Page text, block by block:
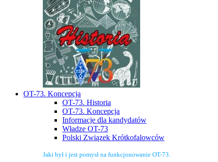
OT-73. Koncepcja
OT-73. Historia
OT-73. Koncepcja
Informacje dla kandydatów
Władze OT-73
Polski Związek Krótkofalowców
Jaki był i jest pomysł na funkcjonowanie OT-73.